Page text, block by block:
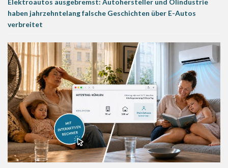
haben jahrzehntelang falsche Geschichten über E-Autos
verbreitet